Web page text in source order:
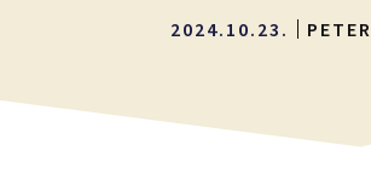
2024.10.23. PETER